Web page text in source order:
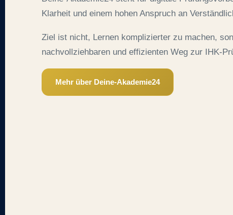
Klarheit und einem hohen Anspruch an
Ziel ist nicht, Lernen komplizierter zu machen,
nachvollziehbaren und effizienten Weg zur IHK-
Mehr über Deine-Akademie24